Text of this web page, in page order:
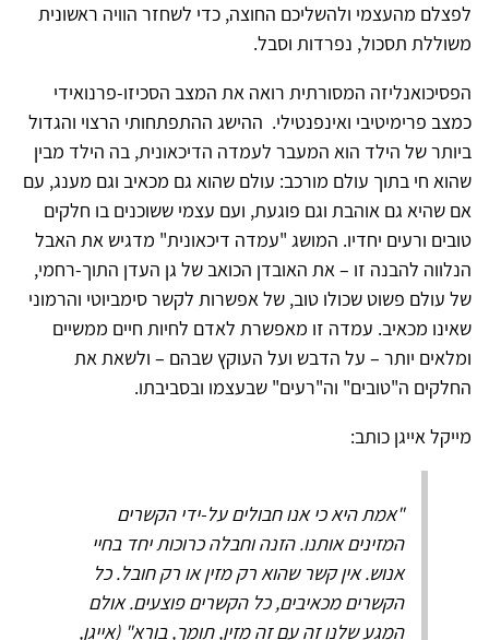
לפצלם מהעצמי ולהשליכם החוצה, כדי לשחזר הוויה ראשונית
משוללת תסכול, נפרדות וסבל.
הפסיכואנליזה המסורתית רואה את המצב הסכיזו-פרנואידי
כמצב פרימיטיבי ואינפנטילי. ההישג ההתפתחותי הרצוי והגדול
ביותר של הילד הוא המעבר לעמדה הדיכאונית, בה הילד מבין
שהוא חי בתוך עולם מורכב: עולם שהוא גם מכאיב וגם מענג, עם
אם שהיא גם אוהבת וגם פוגעת, ועם עצמי ששוכנים בו חלקים
טובים ורעים יחדיו. המושג "עמדה דיכאונית" מדגיש את האבל
הנלווה להבנה זו – את האובדן הכואב של גן העדן התוך-רחמי,
של עולם פשוט שכולו טוב, של אפשרות לקשר סימביוטי והרמוני
שאינו מכאיב. עמדה זו מאפשרת לאדם לחיות חיים ממשיים
ומלאים יותר – על הדבש ועל העוקץ שבהם – ולשאת את
החלקים ה"טובים" וה"רעים" שבעצמו ובסביבתו.
מייקל אייגן כותב:
"אמת היא כי אנו חבולים על-ידי הקשרים
המזינים אותנו. הזנה וחבלה כרוכות יחד בחיי
אנוש. אין קשר שהוא רק מזין או רק חובל. כל
הקשרים מכאיבים, כל הקשרים פוצעים. אולם
המגע שלנו זה עם זה מזין, תומך, בורא" (אייגן,